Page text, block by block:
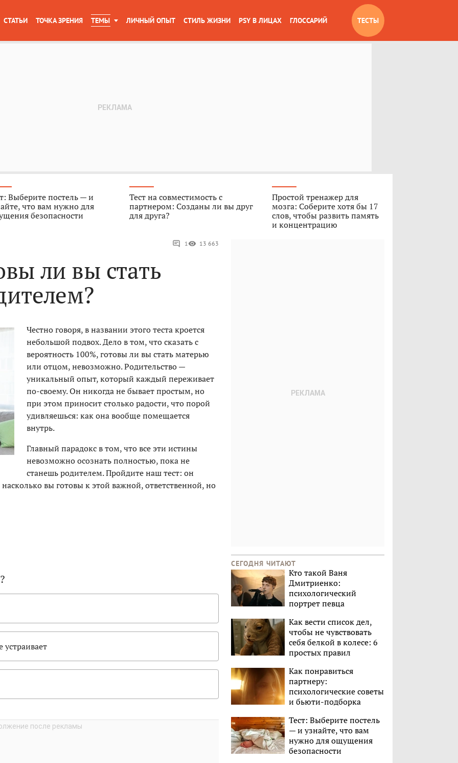
СТАТЬИ ТОЧКА ЗРЕНИЯ ТЕМЫ ЛИЧНЫЙ ОПЫТ СТИЛЬ ЖИЗНИ PSY В ЛИЦАХ ГЛОССАРИЙ ТЕСТЫ
Выберите постель — и
что вам нужно для
безопасности
Тест на совместимость с
партнером: Созданы ли вы друг
для друга?
Простой тренажер для
мозга: Соберите хотя бы 17
слов, чтобы развить память
и концентрацию
1 13 663
ли вы стать
Честно говоря, в названии этого теста кроется
небольшой подвох. Дело в том, что сказать с
вероятность 100%, готовы ли вы стать матерью
или отцом, невозможно. Родительство —
уникальный опыт, который каждый переживает
по-своему. Он никогда не бывает простым, но
при этом приносит столько радости, что порой
удивляешься: как она вообще помещается
внутрь.
Главный парадокс в том, что все эти истины
невозможно осознать полностью, пока не
станешь родителем. Пройдите наш тест: он
вы готовы к этой важной, ответственной, но
устраивает
СЕГОДНЯ ЧИТАЮТ
Кто такой Ваня
Дмитриенко:
психологический
портрет певца
Как вести список дел,
чтобы не чувствовать
себя белкой в колесе: 6
простых правил
Как понравиться
партнеру:
психологические советы
и бьюти-подборка
Тест: Выберите постель
— и узнайте, что вам
нужно для ощущения
безопасности